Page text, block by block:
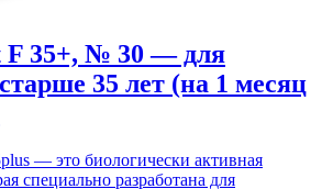
35+, № 30 — для
35 лет (на 1 месяц
— это биологически активная
специально разработана для